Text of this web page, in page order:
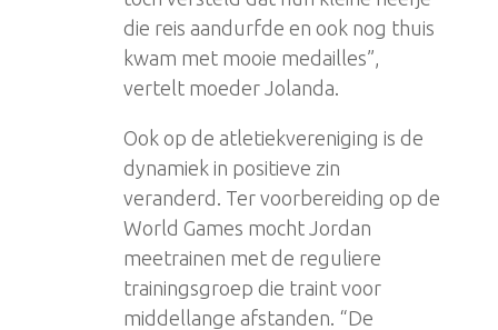
die reis aandurfde en ook nog thuis
kwam met mooie medailles”,
vertelt moeder Jolanda.
Ook op de atletiekvereniging is de
dynamiek in positieve zin
veranderd. Ter voorbereiding op de
World Games mocht Jordan
meetrainen met de reguliere
trainingsgroep die traint voor
middellange afstanden. “De